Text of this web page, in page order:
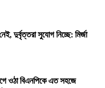
দুর্বৃত্তরা সুযোগ নিচ্ছে: মির্জা
ওঠা বিএনপিকে এত সহজে